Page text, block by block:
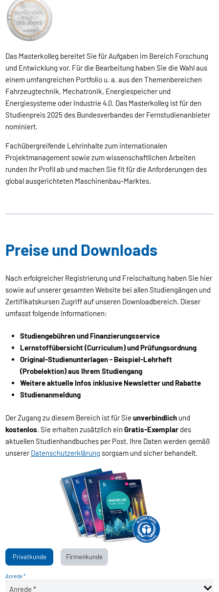
Das Masterkolleg bereitet Sie für Aufgaben im Bereich Forschung
und Entwicklung vor. Für die Bearbeitung haben Sie die Wahl aus
einem umfangreichen Portfolio u. a. aus den Themenbereichen
Fahrzeugtechnik, Mechatronik, Energiespeicher und
Energiesysteme oder Industrie 4.0. Das Masterkolleg ist für den
Studienpreis 2025 des Bundesverbandes der Fernstudienanbieter
nominiert.
Fachübergreifende Lehrinhalte zum internationalen
Projektmanagement sowie zum wissenschaftlichen Arbeiten
runden Ihr Profil ab und machen Sie fit für die Anforderungen des
global ausgerichteten Maschinenbau-Marktes.
Preise und Downloads
Nach erfolgreicher Registrierung und Freischaltung haben Sie hier
sowie auf unserer gesamten Website bei allen Studiengängen und
Zertifikatskursen Zugriff auf unseren Downloadbereich. Dieser
umfasst folgende Informationen:
Studiengebühren und Finanzierungsservice
Lernstoffübersicht (Curriculum) und Prüfungsordnung
Original-Studienunterlagen - Beispiel-Lehrheft
(Probelektion) aus Ihrem Studiengang
Weitere aktuelle Infos inklusive Newsletter und Rabatte
Studienanmeldung
Der Zugang zu diesem Bereich ist für Sieunverbindlich und
kostenlos . Sie erhalten zusätzlich einGratis-Exemplar des
aktuellen Studienhandbuches per Post. Ihre Daten werden gemäß
unsererDatenschutzerklärung sorgsam und sicher behandelt.
Privatkunde Firmenkunde
Anrede *